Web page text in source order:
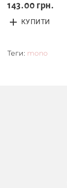
143.00 грн.
КУПИТИ
Теги: mono